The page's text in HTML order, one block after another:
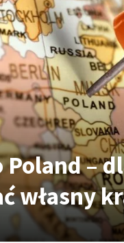
Poland –
własny